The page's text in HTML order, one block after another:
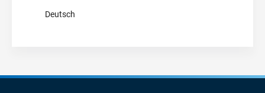
Deutsch